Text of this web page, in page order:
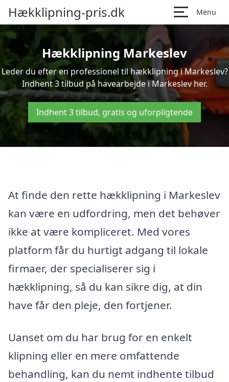
Hækklipning-pris.dk Menu
Hækklipning Markeslev
Leder du efter en professionel til hækklipning i Markeslev?
Indhent 3 tilbud på havearbejde i Markeslev her.
Indhent 3 tilbud, gratis og uforpligtende
At finde den rette hækklipning i Markeslev
kan være en udfordring, men det behøver
ikke at være kompliceret. Med vores
platform får du hurtigt adgang til lokale
firmaer, der specialiserer sig i
hækklipning, så du kan sikre dig, at din
have får den pleje, den fortjener.
Uanset om du har brug for en enkelt
klipning eller en mere omfattende
behandling, kan du nemt indhente tilbud